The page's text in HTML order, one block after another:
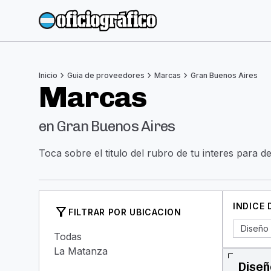
Inicio chevron_right Guia de proveedores chevron_right Marcas chevron_right Gran Buenos Aires
Marcas
en Gran Buenos Aires
Toca sobre el titulo del rubro de tu interes para
filter_alt FILTRAR POR UBICACION
Todas
La Matanza
INDICE